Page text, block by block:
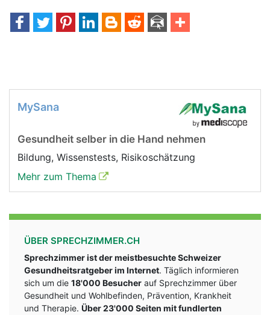
MySana
Gesundheit selber in die Hand nehmen
Bildung, Wissenstests, Risikoschätzung
Mehr zum Thema
ÜBER SPRECHZIMMER.CH
Sprechzimmer ist der meistbesuchte Schweizer
Gesundheitsratgeber im Internet. Täglich informieren
sich um die 18'000 Besucher auf Sprechzimmer über
Gesundheit und Wohlbefinden, Prävention, Krankheit
und Therapie. Über 23'000 Seiten mit fundlerten